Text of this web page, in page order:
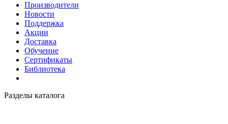
Производители
Новости
Поддержка
Акции
Доставка
Обучение
Сертификаты
Библиотека
Разделы каталога